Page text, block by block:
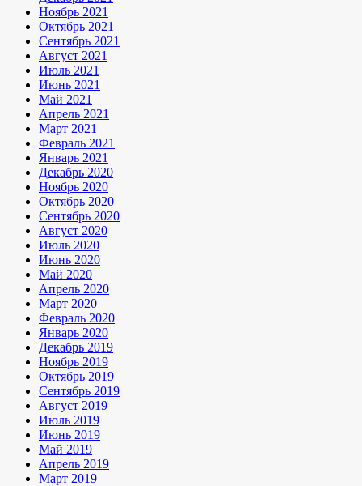
Ноябрь 2021
Октябрь 2021
Сентябрь 2021
Август 2021
Июль 2021
Июнь 2021
Май 2021
Апрель 2021
Март 2021
Февраль 2021
Январь 2021
Декабрь 2020
Ноябрь 2020
Октябрь 2020
Сентябрь 2020
Август 2020
Июль 2020
Июнь 2020
Май 2020
Апрель 2020
Март 2020
Февраль 2020
Январь 2020
Декабрь 2019
Ноябрь 2019
Октябрь 2019
Сентябрь 2019
Август 2019
Июль 2019
Июнь 2019
Май 2019
Апрель 2019
Март 2019